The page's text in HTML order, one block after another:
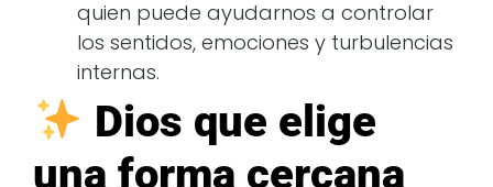
quien puede ayudarnos a controlar
los sentidos, emociones y turbulencias
internas.
Dios que elige
una forma cercana